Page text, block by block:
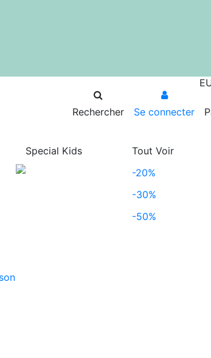
Rechercher Se connecter
Special Kids
Tout Voir
-20%
-30%
-50%